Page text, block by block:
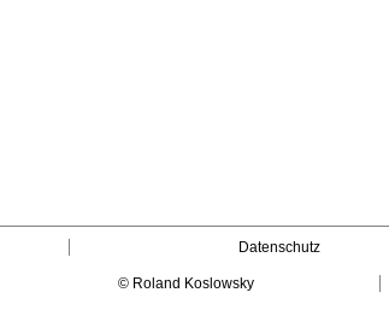
Datenschutz
© Roland Koslowsky